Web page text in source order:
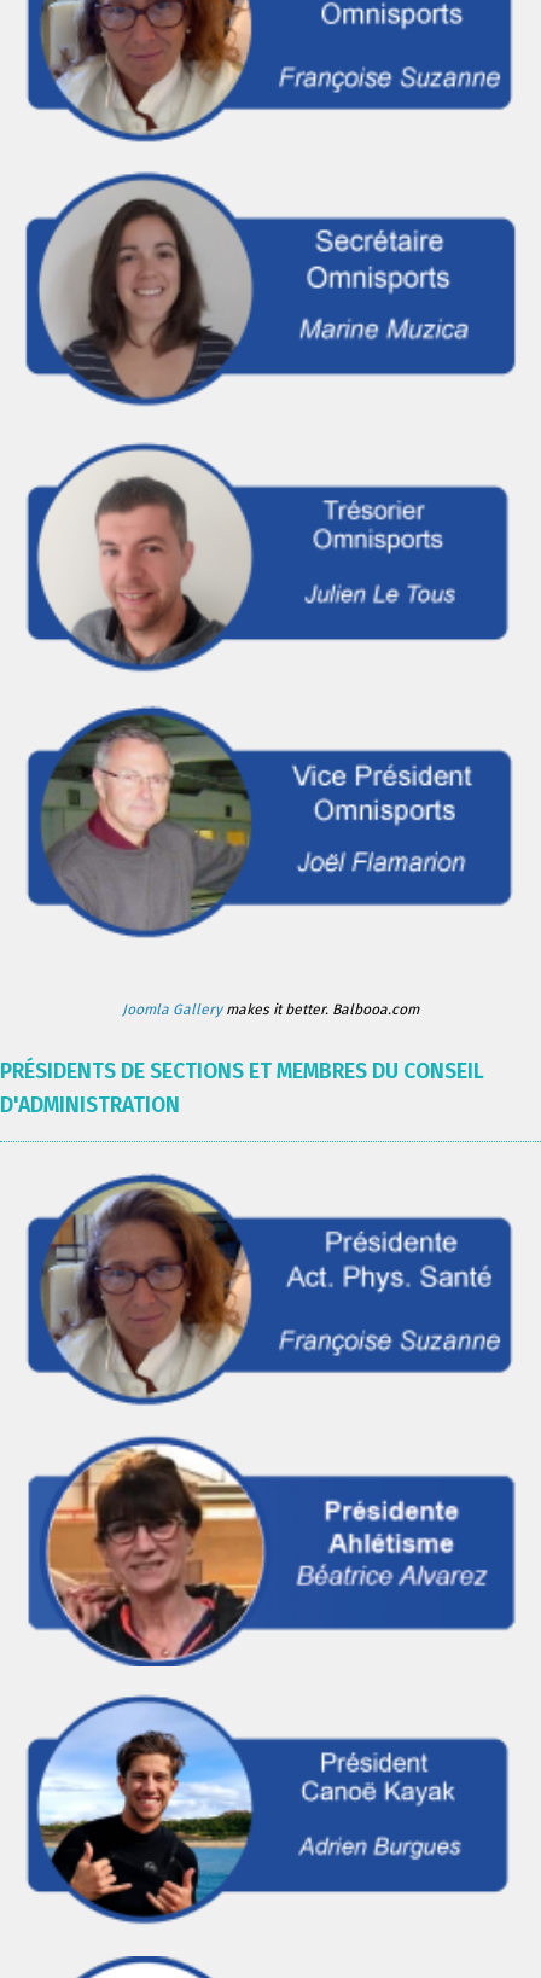
Joomla Gallerymakes it better. Balbooa.com
PRÉSIDENTS DE SECTIONS ET MEMBRES DU CONSEIL
D'ADMINISTRATION